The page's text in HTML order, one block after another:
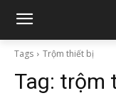
Tags Trộm thiết bị
Tag: trộm